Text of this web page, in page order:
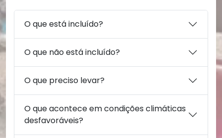
O que está incluído?
O que não está incluído?
O que preciso levar?
O que acontece em condições climáticas
desfavoráveis?